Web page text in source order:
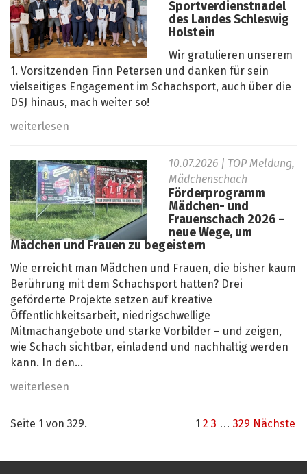
Sportverdienstnadel
des Landes Schleswig
Holstein
Wir gratulieren unserem
1. Vorsitzenden Finn Petersen und danken für sein
vielseitiges Engagement im Schachsport, auch über die
DSJ hinaus, mach weiter so!
weiterlesen
10.07.2026 | TOP Meldung,
Mädchenschach
Förderprogramm
Mädchen- und
Frauenschach 2026 –
neue Wege, um
Mädchen und Frauen zu begeistern
Wie erreicht man Mädchen und Frauen, die bisher kaum
Berührung mit dem Schachsport hatten? Drei
geförderte Projekte setzen auf kreative
Öffentlichkeitsarbeit, niedrigschwellige
Mitmachangebote und starke Vorbilder – und zeigen,
wie Schach sichtbar, einladend und nachhaltig werden
kann. In den...
weiterlesen
Seite 1 von 329. 1 2 3 … 329 Nächste